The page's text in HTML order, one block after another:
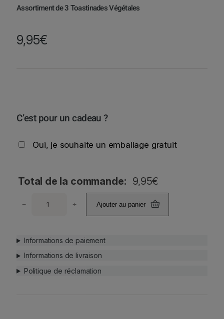
Assortiment de 3 Toastinades Végétales
9,95€
C’est pour un cadeau ?
Oui, je souhaite un emballage gratuit
Total de la commande: 9,95€
t
i
é
− + Ajouter au panier
Informations de paiement
Informations de livraison
Politique de réclamation